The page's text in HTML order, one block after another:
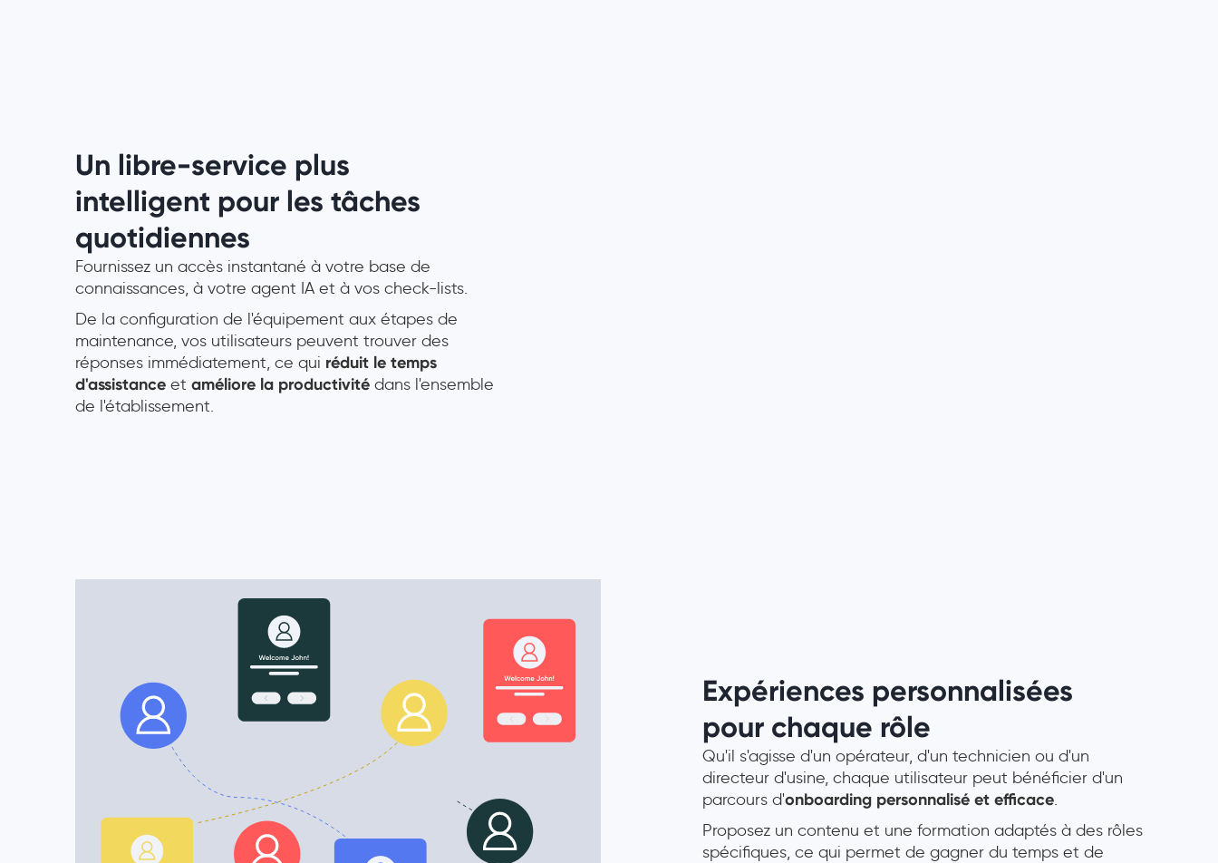
Un libre-service plus
intelligent pour les tâches
quotidiennes
Fournissez un accès instantané à votre base de
connaissances, à votre agent IA et à vos check-lists.
De la configuration de l'équipement aux étapes de
maintenance, vos utilisateurs peuvent trouver des
réponses immédiatement, ce qui réduit le temps
d'assistance et améliore la productivité dans l'ensemble
de l'établissement.
Expériences personnalisées
pour chaque rôle
Qu'il s'agisse d'un opérateur, d'un technicien ou d'un
directeur d'usine, chaque utilisateur peut bénéficier d'un
parcours d'onboarding personnalisé et efficace.
Proposez un contenu et une formation adaptés à des rôles
spécifiques, ce qui permet de gagner du temps et de